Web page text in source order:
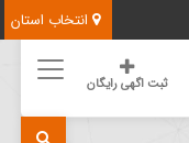
انتخاب استان
ثبت اگهی رایگان